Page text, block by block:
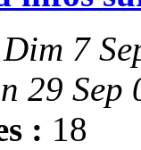
Dim 7
29 Sep
: 18